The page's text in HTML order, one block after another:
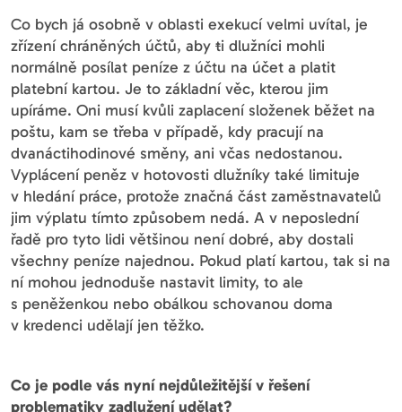
Co bych já osobně v oblasti exekucí velmi uvítal, je
zřízení chráněných účtů, aby ti dlužníci mohli
normálně posílat peníze z účtu na účet a platit
platební kartou. Je to základní věc, kterou jim
upíráme. Oni musí kvůli zaplacení složenek běžet na
poštu, kam se třeba v případě, kdy pracují na
dvanáctihodinové směny, ani včas nedostanou.
Vyplácení peněz v hotovosti dlužníky také limituje
v hledání práce, protože značná část zaměstnavatelů
jim výplatu tímto způsobem nedá. A v neposlední
řadě pro tyto lidi většinou není dobré, aby dostali
všechny peníze najednou. Pokud platí kartou, tak si na
ní mohou jednoduše nastavit limity, to ale
s peněženkou nebo obálkou schovanou doma
v kredenci udělají jen těžko.
Co je podle vás nyní nejdůležitější v řešení
problematiky zadlužení udělat?